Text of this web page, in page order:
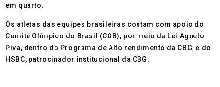
em quarto.
Os atletas das equipes brasileiras contam com apoio do
Comitê Olímpico do Brasil (COB), por meio da Lei Agnelo
Piva, dentro do Programa de Alto rendimento da CBG, e do
HSBC, patrocinador institucional da CBG.